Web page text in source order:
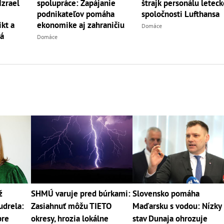
a
spolupráce: Zapájanie
podnikateľov pomáha
ekonomike aj zahraničiu
Domáce
štrajk personálu
spoločnosti Lufthansa
Domáce
SHMÚ varuje pred búrkami:
Zasiahnuť môžu TIETO
okresy, hrozia lokálne
Slovensko pomáha
Maďarsku s vodou: Nízky
stav Dunaja ohrozuje